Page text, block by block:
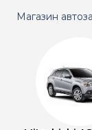
Магазин